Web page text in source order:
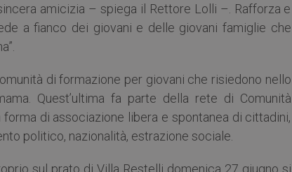
amicizia – spiega il Rettore Lolli –. Rafforza e
a fianco dei giovani e delle giovani famiglie che
di formazione per giovani che risiedono nello
Quest’ultima fa parte della rete di Comunità
di associazione libera e spontanea di cittadini,
politico, nazionalità, estrazione sociale.
sul prato di Villa Restelli domenica 27 giugno si